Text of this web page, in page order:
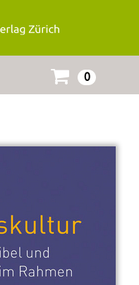
0